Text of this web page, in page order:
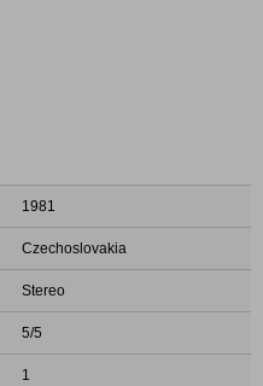
1981
Czechoslovakia
Stereo
5/5
1